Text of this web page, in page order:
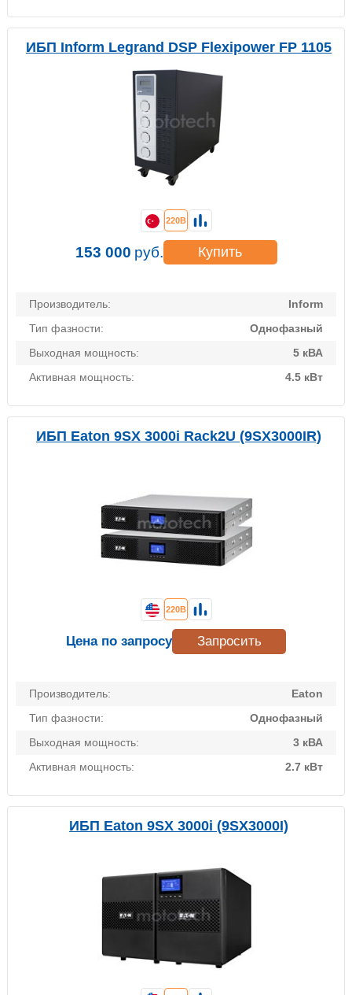
ИБП Inform Legrand DSP Flexipower FP 1105
Производитель:
Inform
Тип фазности:
Однофазный
Выходная мощность:
5 кВА
Активная мощность:
4.5 кВт
220В
153 000 руб. Купить
ИБП Eaton 9SX 3000i Rack2U (9SX3000IR)
Производитель:
Eaton
Тип фазности:
Однофазный
Выходная мощность:
3 кВА
Активная мощность:
2.7 кВт
220В
Цена по запросу Запросить
ИБП Eaton 9SX 3000i (9SX3000I)